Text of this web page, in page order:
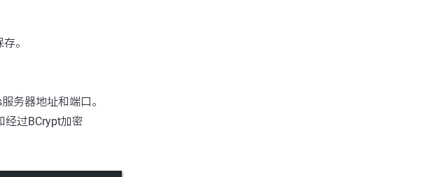
。
务器地址和端口。
经过BCrypt加密